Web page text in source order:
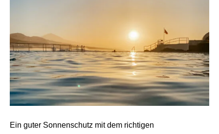
Ein guter Sonnenschutz mit dem richtigen